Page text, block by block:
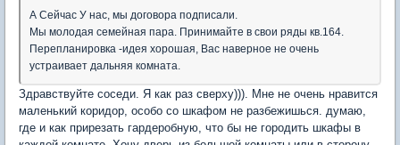
А Сейчас У нас, мы договора подписали.
Мы молодая семейная пара. Принимайте в свои ряды кв.164.
Перепланировка -идея хорошая, Вас наверное не очень
устраивает дальняя комната.
Здравствуйте соседи. Я как раз сверху))). Мне не очень нравится
маленький коридор, особо со шкафом не разбежишься. думаю,
где и как прирезать гардеробную, что бы не городить шкафы в